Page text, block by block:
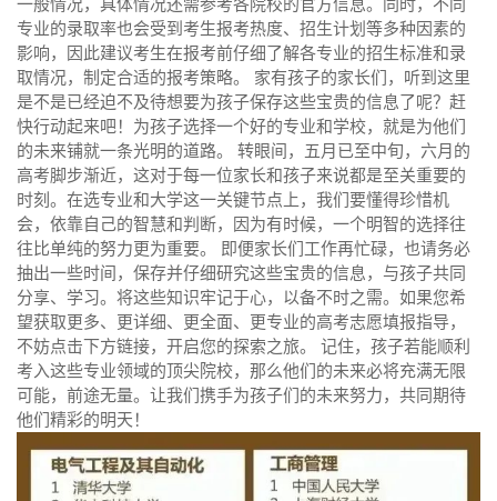
一般情况，具体情况还需参考各院校的官方信息。同时，不同
专业的录取率也会受到考生报考热度、招生计划等多种因素的
影响，因此建议考生在报考前仔细了解各专业的招生标准和录
取情况，制定合适的报考策略。 家有孩子的家长们，听到这里
是不是已经迫不及待想要为孩子保存这些宝贵的信息了呢？赶
快行动起来吧！为孩子选择一个好的专业和学校，就是为他们
的未来铺就一条光明的道路。 转眼间，五月已至中旬，六月的
高考脚步渐近，这对于每一位家长和孩子来说都是至关重要的
时刻。在选专业和大学这一关键节点上，我们要懂得珍惜机
会，依靠自己的智慧和判断，因为有时候，一个明智的选择往
往比单纯的努力更为重要。 即便家长们工作再忙碌，也请务必
抽出一些时间，保存并仔细研究这些宝贵的信息，与孩子共同
分享、学习。将这些知识牢记于心，以备不时之需。如果您希
望获取更多、更详细、更全面、更专业的高考志愿填报指导，
不妨点击下方链接，开启您的探索之旅。 记住，孩子若能顺利
考入这些专业领域的顶尖院校，那么他们的未来必将充满无限
可能，前途无量。让我们携手为孩子们的未来努力，共同期待
他们精彩的明天！